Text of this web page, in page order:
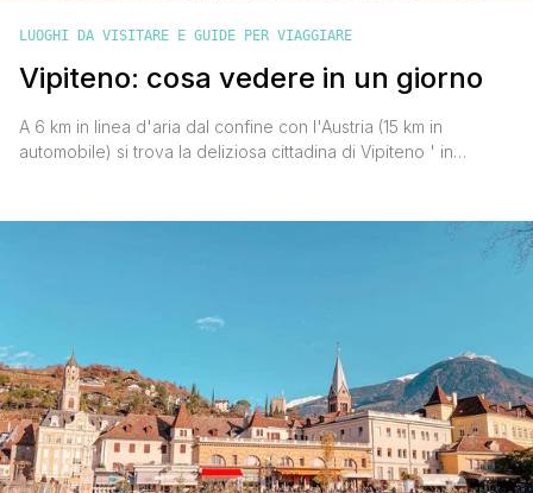
LUOGHI DA VISITARE E GUIDE PER VIAGGIARE
Vipiteno: cosa vedere in un giorno
A 6 km in linea d'aria dal confine con l'Austria (15 km in
automobile) si trova la deliziosa cittadina di Vipiteno ' in
Monte Cavallo alto 2176 metri e dalla Cima Gallina che